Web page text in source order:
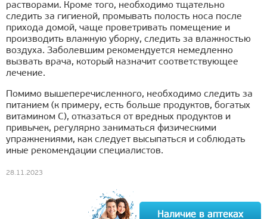
растворами. Кроме того, необходимо тщательно
следить за гигиеной, промывать полость носа после
прихода домой, чаще проветривать помещение и
производить влажную уборку, следить за влажностью
воздуха. Заболевшим рекомендуется немедленно
вызвать врача, который назначит соответствующее
лечение.
Помимо вышеперечисленного, необходимо следить за
питанием (к примеру, есть больше продуктов, богатых
витамином C), отказаться от вредных продуктов и
привычек, регулярно заниматься физическими
упражнениями, как следует высыпаться и соблюдать
иные рекомендации специалистов.
28.11.2023